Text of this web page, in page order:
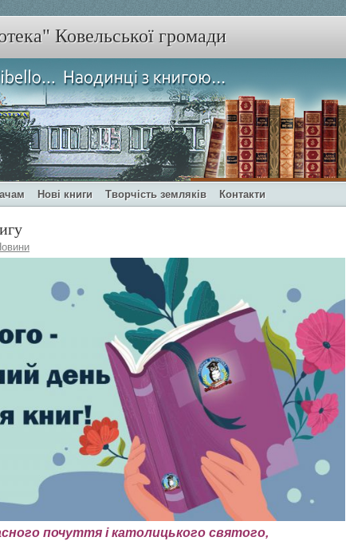
Ковельської громади
Нові книги Творчість земляків Контакти
почуття і католицького святого,